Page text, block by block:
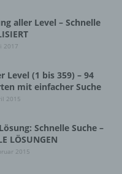
aller Level – Schnelle
2017
Level (1 bis 359) – 94
mit einfacher Suche
2015
Schnelle Suche –
LÖSUNGEN
2015
dieser
oder
vorgegeben,
die bestimmten
nach dem
der
werden.